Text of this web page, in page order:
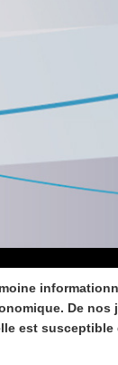
De nos
est